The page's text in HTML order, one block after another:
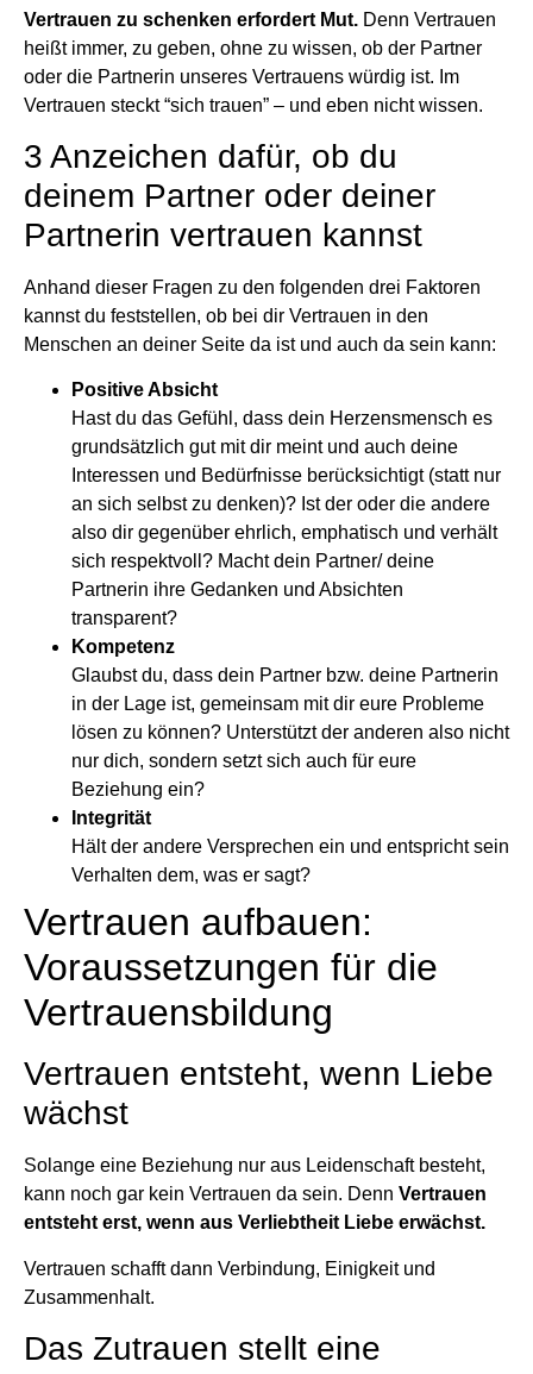
Vertrauen zu schenken erfordert Mut. Denn Vertrauen
heißt immer, zu geben, ohne zu wissen, ob der Partner
oder die Partnerin unseres Vertrauens würdig ist. Im
Vertrauen steckt “sich trauen” – und eben nicht wissen.
3 Anzeichen dafür, ob du
deinem Partner oder deiner
Partnerin vertrauen kannst
Anhand dieser Fragen zu den folgenden drei Faktoren
kannst du feststellen, ob bei dir Vertrauen in den
Menschen an deiner Seite da ist und auch da sein kann:
Positive Absicht
Hast du das Gefühl, dass dein Herzensmensch es
grundsätzlich gut mit dir meint und auch deine
Interessen und Bedürfnisse berücksichtigt (statt nur
an sich selbst zu denken)? Ist der oder die andere
also dir gegenüber ehrlich, emphatisch und verhält
sich respektvoll? Macht dein Partner/ deine
Partnerin ihre Gedanken und Absichten
transparent?
Kompetenz
Glaubst du, dass dein Partner bzw. deine Partnerin
in der Lage ist, gemeinsam mit dir eure Probleme
lösen zu können? Unterstützt der anderen also nicht
nur dich, sondern setzt sich auch für eure
Beziehung ein?
Integrität
Hält der andere Versprechen ein und entspricht sein
Verhalten dem, was er sagt?
Vertrauen aufbauen:
Voraussetzungen für die
Vertrauensbildung
Vertrauen entsteht, wenn Liebe
wächst
Solange eine Beziehung nur aus Leidenschaft besteht,
kann noch gar kein Vertrauen da sein. Denn Vertrauen
entsteht erst, wenn aus Verliebtheit Liebe erwächst.
Vertrauen schafft dann Verbindung, Einigkeit und
Zusammenhalt.
Das Zutrauen stellt eine